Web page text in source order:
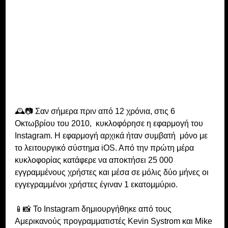
🕰📷 Σαν σήμερα πριν από 12 χρόνια, στις 6
Οκτωβρίου του 2010,  κυκλοφόρησε η εφαρμογή του
Instagram. Η εφαρμογή αρχικά ήταν συμβατή  μόνο με
το λειτουργικό σύστημα iOS. Aπό την πρώτη μέρα
κυκλοφορίας κατάφερε να αποκτήσει 25 000
εγγραμμένους χρήστες και μέσα σε μόλις δύο μήνες οι
εγγεγραμμένοι χρήστες έγιναν 1 εκατομμύριο.
📱📸 Το Instagram δημιουργήθηκε από τους
Αμερικανούς προγραμματιστές Kevin Systrom και Mike